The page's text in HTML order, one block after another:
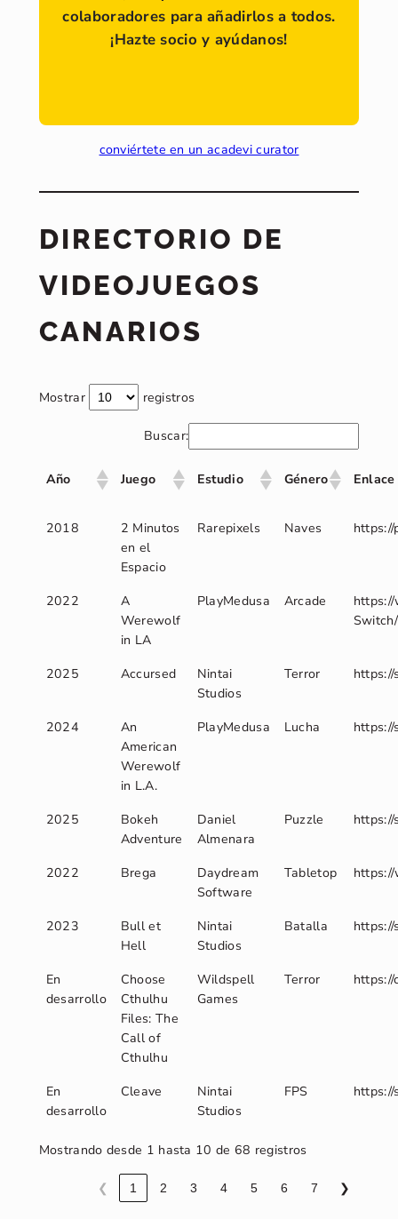
colaboradores para añadirlos a todos.
¡Hazte socio y ayúdanos!
conviértete en un acadevi curator
DIRECTORIO DE
VIDEOJUEGOS
CANARIOS
Mostrar registros
Buscar:
Año Juego Estudio Género Enlace
2018
2 Minutos
en el
Espacio
Rarepixels Naves https://
2022
A
Werewolf
in LA
PlayMedusa Arcade
2025 Accursed
Nintai
Studios
Terror
2024
An
American
Werewolf
in L.A.
PlayMedusa Lucha
2025
Bokeh
Adventure
Daniel
Almenara
Puzzle
2022 Brega
Daydream
Software
Tabletop
2023
Bull et
Hell
Nintai
Studios
Batalla
En
desarrollo
Choose
Cthulhu
Files: The
Call of
Cthulhu
Wildspell
Games
Terror
En
desarrollo
Cleave
Nintai
Studios
FPS
Mostrando desde 1 hasta 10 de 68 registros
❮ 1 2 3 4 5 6 7 ❯